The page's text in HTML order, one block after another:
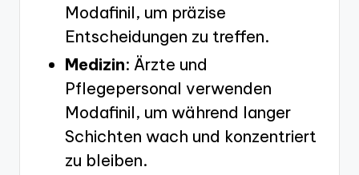
Modafinil, um präzise
Entscheidungen zu treffen.
Medizin: Ärzte und
Pflegepersonal verwenden
Modafinil, um während langer
Schichten wach und konzentriert
zu bleiben.